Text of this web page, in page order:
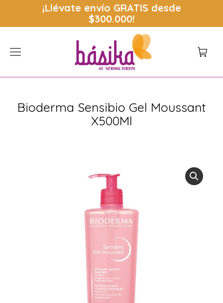
¡Llévate envío GRATIS desde
$300.000!
Bioderma Sensibio Gel Moussant
X500Ml